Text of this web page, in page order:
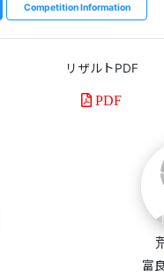
Competition Information
リザルトPDF
PDF
富